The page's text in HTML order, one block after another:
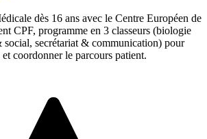
dès 16 ans avec le Centre Européen de
CPF, programme en 3 classeurs (biologie
secrétariat & communication) pour
coordonner le parcours patient.